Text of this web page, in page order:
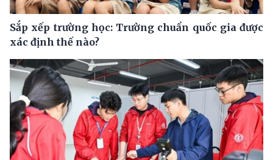
Sắp xếp trường học: Trường chuẩn quốc gia được
xác định thế nào?